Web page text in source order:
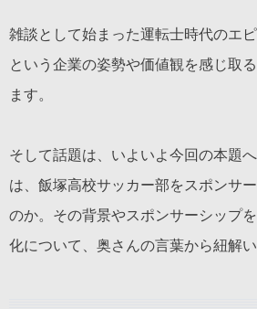
雑談として始まった運転士時代のエ
という企業の姿勢や価値観を感じ取
ます。
そして話題は、いよいよ今回の本題
は、飯塚高校サッカー部をスポンサ
のか。その背景やスポンサーシップ
化について、奥さんの言葉から紐解い